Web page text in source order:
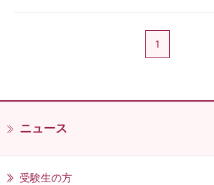
1
ニュース
受験生の方